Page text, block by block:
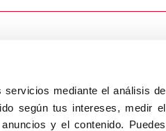
mediante el análisis de
según tus intereses, medir el
y el contenido. Puedes